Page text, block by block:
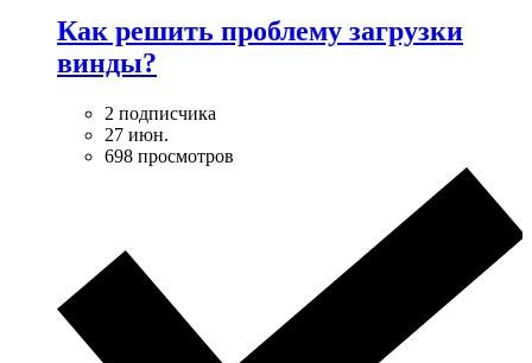
Как решить проблему загрузки
винды?
2 подписчика
27 июн.
698 просмотров